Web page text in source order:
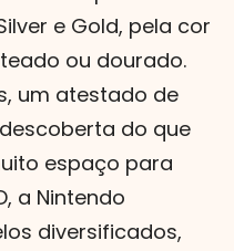
e Gold, pela cor
ou dourado.
um atestado de
do que
espaço para
a Nintendo
diversificados,